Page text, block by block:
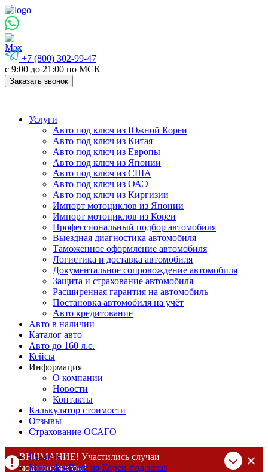
+7 (800) 302-99-47
с 9:00 до 21:00 по МСК
Заказать звонок
Услуги
Авто под ключ из Южной Кореи
Авто под ключ из Китая
Авто под ключ из Европы
Авто под ключ из Японии
Авто под ключ из США
Авто под ключ из ОАЭ
Авто под ключ из Киргизии
Импорт мотоциклов из Японии
Импорт мотоциклов из Кореи
Профессиональный подбор автомобиля
Выездная диагностика автомобиля
Таможенное оформление автомобиля
Логистика и доставка автомобиля
Документальное сопровождение автомобиля
Защита и страхование автомобиля
Расширенная гарантия на автомобиль
Постановка автомобиля на учёт
Авто кредитование
Авто в наличии
Каталог авто
Авто до 160 л.с.
Кейсы
Информация
О компании
Новости
Контакты
Калькулятор стоимости
Отзывы
Страхование ОСАГО
ВНИМАНИЕ! Участились случаи
мошенничества!
Главная
Mercedes-Benz из Кореи под заказ